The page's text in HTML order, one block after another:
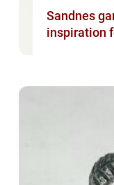
Sandnes garn kvalitet,
inspiration